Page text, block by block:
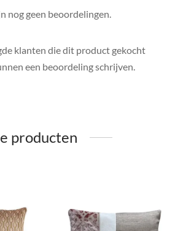
nog geen beoordelingen.
klanten die dit product gekocht
een beoordeling schrijven.
producten